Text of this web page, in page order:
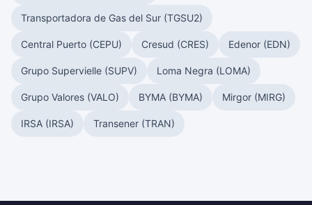
Transportadora de Gas del Sur (TGSU2)
Central Puerto (CEPU) Cresud (CRES) Edenor (EDN)
Grupo Supervielle (SUPV) Loma Negra (LOMA)
Grupo Valores (VALO) BYMA (BYMA) Mirgor (MIRG)
IRSA (IRSA) Transener (TRAN)